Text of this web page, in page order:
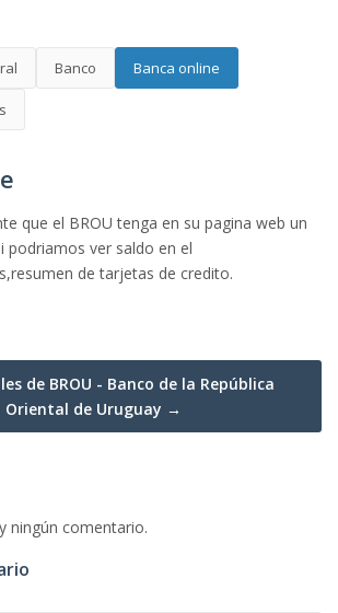
Banco Banca online
que el BROU tenga en su pagina web un
podriamos ver saldo en el
de tarjetas de credito.
de BROU - Banco de la República
Oriental de Uruguay →
ningún comentario.